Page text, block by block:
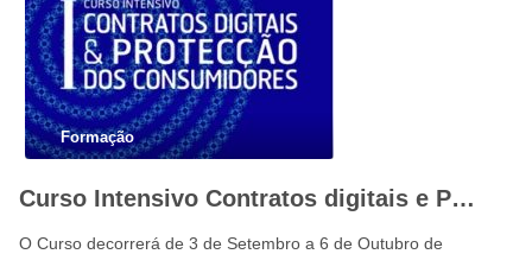
Formação
Curso Intensivo Contratos digitais e Proteção dos Consumidores
O Curso decorrerá de 3 de Setembro a 6 de Outubro de